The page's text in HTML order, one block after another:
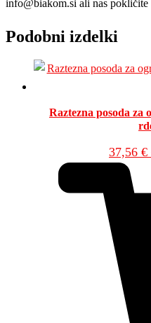
info@biakom.si ali nas pokličite
Podobni izdelki
Raztezna posoda
37,56 €